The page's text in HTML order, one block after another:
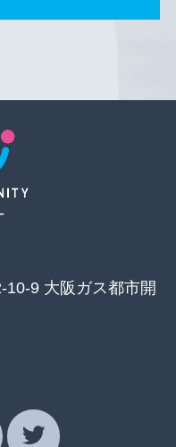
10-9 大阪ガス都市開